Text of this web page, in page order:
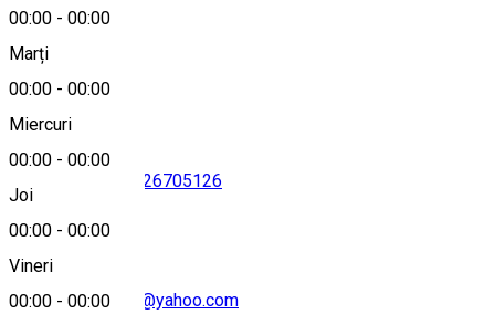
00:00 - 00:00
Marți
00:00 - 00:00
Miercuri
00:00 - 00:00
Joi
00:00 - 00:00
Vineri
00:00 - 00:00
Hartă
0726705126
hotelrelaxcraiova@yahoo.com